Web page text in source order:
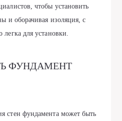
чтобы установить
и оборачивая изоляция, с
легка для установки.
ФУНДАМЕНТ
стен фундамента может быть